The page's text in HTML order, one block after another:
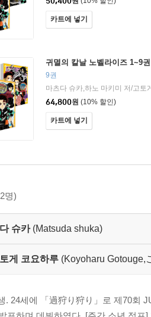
카트에 넣기
귀멸의 칼날 노벨라이즈 1~9
9권
마츠다 슈카,하노 마키미 저/고토
64,800원 (10% 할인)
카트에 넣기
명)
슈카 (Matsuda shuka)
게 코요하루 (Koyoharu Gotouge,
. 24세에 「過狩り狩り」로 제70회